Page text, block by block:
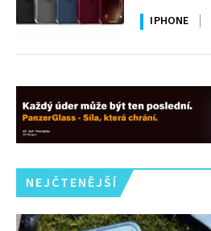
IPHONE
NEJČTENĚJŠÍ